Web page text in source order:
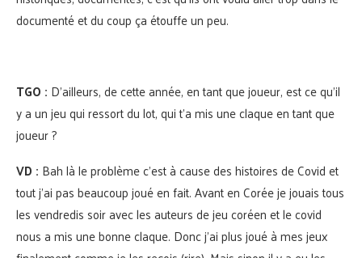
documenté et du coup ça étouffe un peu.
TGO : D’ailleurs, de cette année, en tant que joueur, est ce qu’il
y a un jeu qui ressort du lot, qui t’a mis une claque en tant que
joueur ?
VD : Bah là le problème c’est à cause des histoires de Covid et
tout j’ai pas beaucoup joué en fait. Avant en Corée je jouais tous
les vendredis soir avec les auteurs de jeu coréen et le covid
nous a mis une bonne claque. Donc j’ai plus joué à mes jeux